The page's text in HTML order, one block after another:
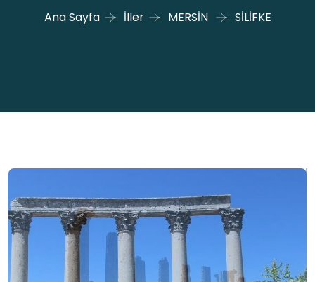
Ana Sayfa İller MERSİN SİLİFKE